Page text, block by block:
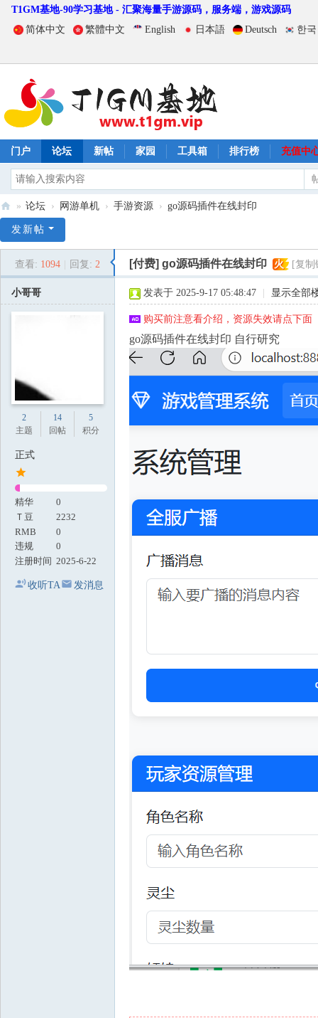
T1GM基地-90学习基地 - 汇聚海量手游源码，服务端，游戏源码
简体中文
繁體中文 English 日本語 Deutsch 한
门户 论坛 新帖 家园 工具箱 排行榜 充值中
1
» 论坛 › 网游单机 › 手游资源 › go源码插件在线封印
发新帖
查看: 1094 回复: 2 [付费] go源码插件在线封印 火 [复制
小哥哥
2
主题
14
回帖
5
积分
正式
精华
0
Ｔ豆
2232
RMB
0
违规
0
注册时间 2025-6-22
收听TA 发消息
发表于 2025-9-17 05:48:47 显示全部
购买前注意看介绍，资源失效请点下
go源码插件在线封印 自行研究